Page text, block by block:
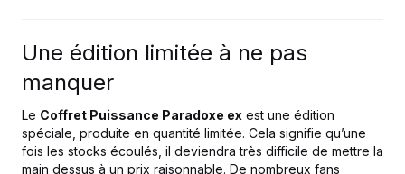
Une édition limitée à ne pas
manquer
Le Coffret Puissance Paradoxe ex est une édition
spéciale, produite en quantité limitée. Cela signifie qu’une
fois les stocks écoulés, il deviendra très difficile de mettre la
main dessus à un prix raisonnable. De nombreux fans